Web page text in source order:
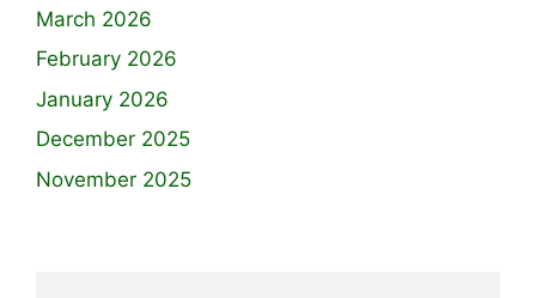
March 2026
February 2026
January 2026
December 2025
November 2025